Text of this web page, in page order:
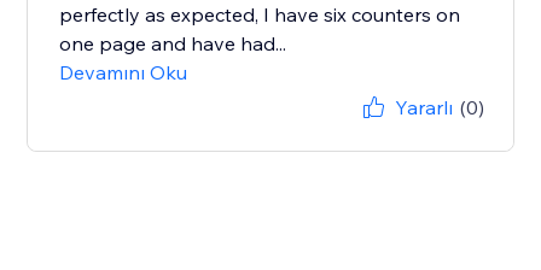
perfectly as expected, I have six counters on
one page and have had...
Devamını Oku
Yararlı (0)